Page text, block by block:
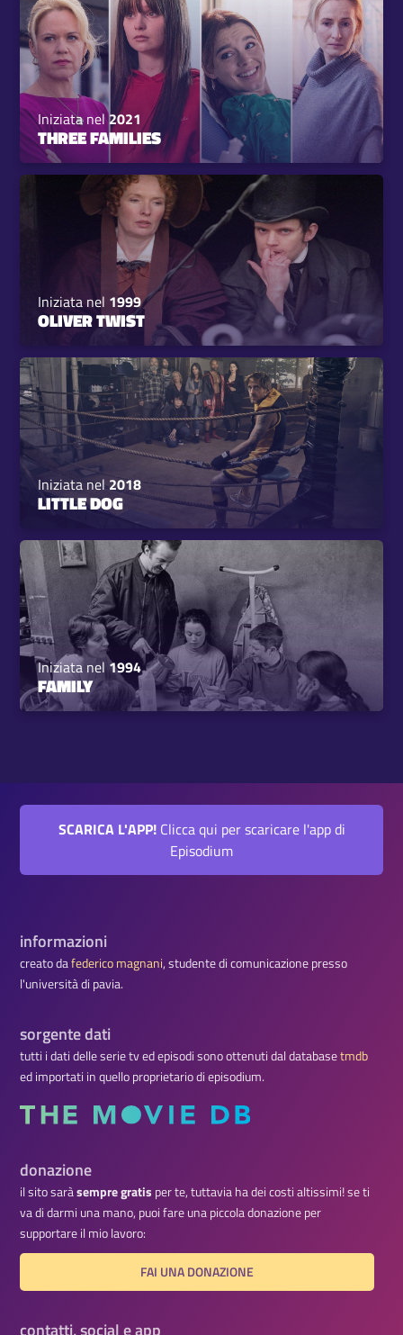
Iniziata nel2021
THREE FAMILIES
Iniziata nel 1999
OLIVER TWIST
Iniziata nel2018
LITTLE DOG
Iniziata nel1994
FAMILY
SCARICA L'APP!Clicca qui per scaricare l'app di
Episodium
informazioni
creato dafederico magnani, studente di comunicazione presso
l'università di pavia.
sorgente dati
tutti i dati delle serie tv ed episodi sono ottenuti dal databasetmdb
ed importati in quello proprietario di episodium.
donazione
il sito saràsempre gratis per te, tuttavia ha dei costi altissimi! se ti
va di darmi una mano, puoi fare una piccola donazione per
supportare il mio lavoro:
FAI UNA DONAZIONE